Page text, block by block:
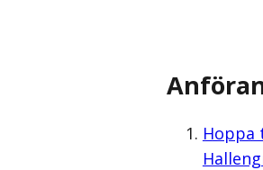
Hoppa